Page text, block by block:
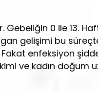
Gebeliğin 0 ile 13.
gelişimi bu
enfeksiyon
ve kadın doğum